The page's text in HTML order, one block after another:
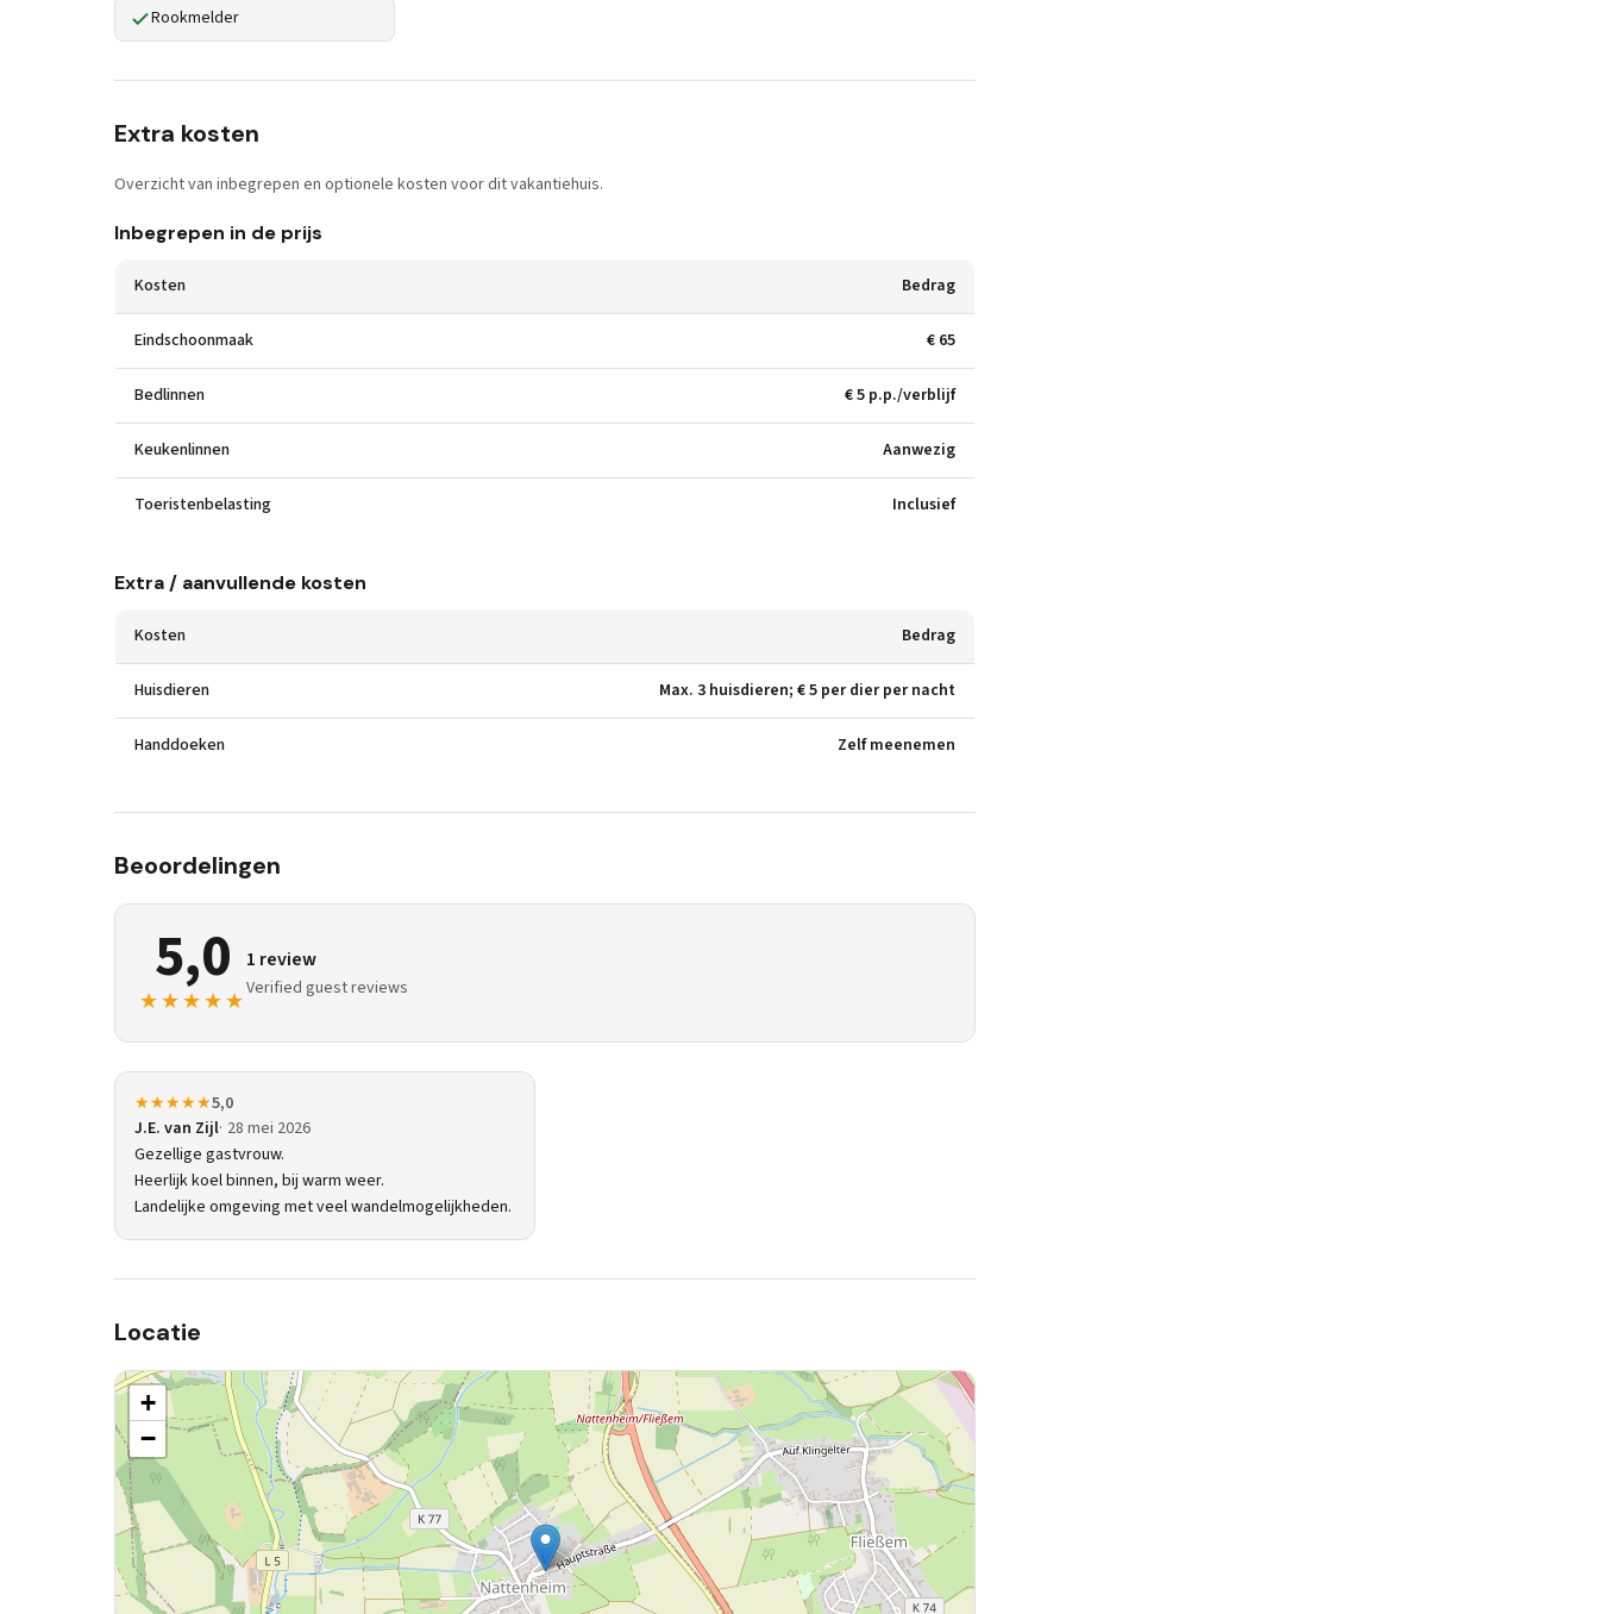
Rookmelder
Extra kosten
Overzicht van inbegrepen en optionele kosten voor dit vakantiehuis.
Inbegrepen in de prijs
Kosten Bedrag
Eindschoonmaak € 65
Bedlinnen € 5 p.p./verblijf
Keukenlinnen Aanwezig
Toeristenbelasting Inclusief
Extra / aanvullende kosten
Kosten Bedrag
Huisdieren Max. 3 huisdieren; € 5 per dier per nacht
Handdoeken Zelf meenemen
Beoordelingen
5,0
★★★★★
1 review
Verified guest reviews
★★★★★5,0
J.E. van Zijl 28 mei 2026
Gezellige gastvrouw.
Heerlijk koel binnen, bij warm weer.
Landelijke omgeving met veel wandelmogelijkheden.
Locatie
+
−